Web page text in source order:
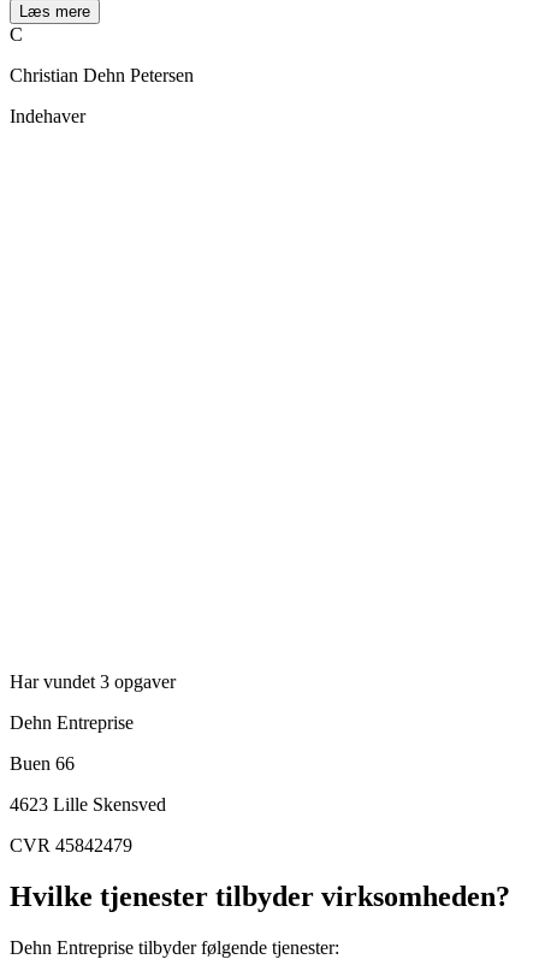
Læs mere
C
Christian Dehn Petersen
Indehaver
Har vundet 3 opgaver
Dehn Entreprise
Buen 66
4623 Lille Skensved
CVR 45842479
Hvilke tjenester tilbyder virksomheden?
Dehn Entreprise tilbyder følgende tjenester: